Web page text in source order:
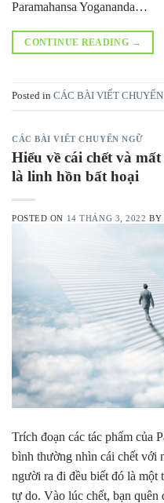
Paramahansa Yogananda…
CONTINUE READING →
Posted in CÁC BÀI VIẾT
CÁC BÀI VIẾT CHUYỂN NGỮ
Hiểu về cái chết và
là linh hồn bất hoại
POSTED ON 14 THÁNG 3, 2022 BY
Trích đoạn các tác phẩm của
bình thường nhìn cái chết với
người ra đi đều biết đó là một
tự do. Vào lúc chết, bạn